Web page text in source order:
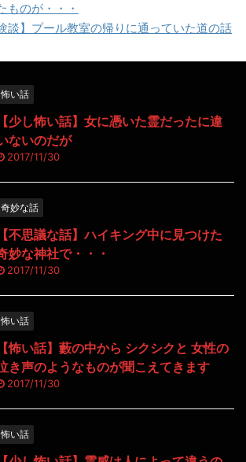
ものが・・・
談】プール教室の帰りに通っていた道の話
怖い話
【少し怖い話】女に憑いた霊だったに違
ないのだが
2017/11/30
奇妙な話
【不思議な話】ハイキング中に見つけた
妙な神社で・・・
2017/11/30
怖い話
【怖い話】藪の中から シクシクと 女性の
き声のようなものが聞こえてきます
2017/11/30
怖い話